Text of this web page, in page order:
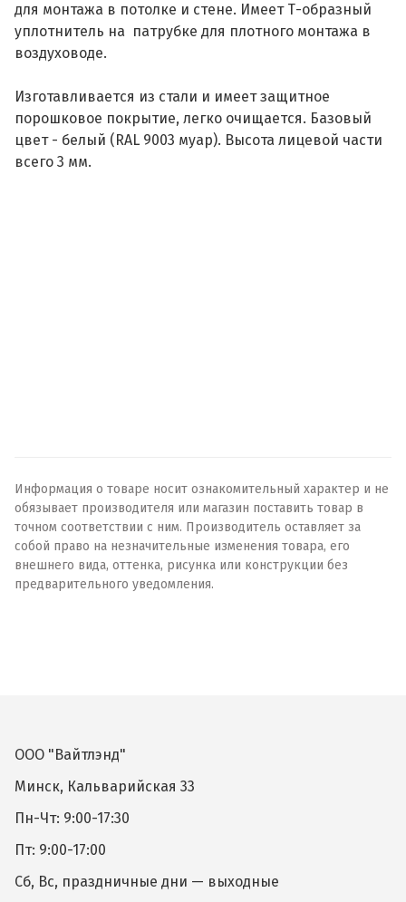
для монтажа в потолке и стене. Имеет Т-образный
уплотнитель на патрубке для плотного монтажа в
воздуховоде.
Изготавливается из стали и имеет защитное
порошковое покрытие, легко очищается. Базовый
цвет - белый (RAL 9003 муар). Высота лицевой части
всего 3 мм.
Информация о товаре носит ознакомительный характер и не
обязывает производителя или магазин поставить товар в
точном соответствии с ним. Производитель оставляет за
собой право на незначительные изменения товара, его
внешнего вида, оттенка, рисунка или конструкции без
предварительного уведомления.
ООО "Вайтлэнд"
Минск, Кальварийская 33
Пн-Чт: 9:00-17:30
Пт: 9:00-17:00
Сб, Вс, праздничные дни — выходные